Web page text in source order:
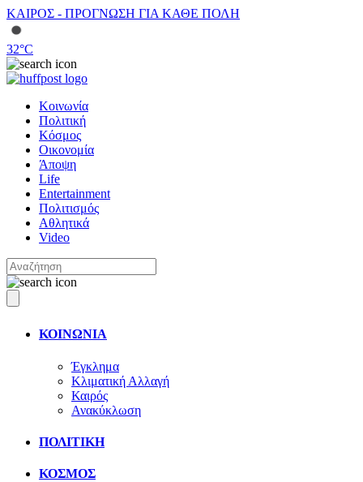
ΚΑΙΡΟΣ - ΠΡΟΓΝΩΣΗ ΓΙΑ ΚΑΘΕ ΠΟΛΗ
32°C
Κοινωνία
Πολιτική
Κόσμος
Οικονομία
Άποψη
Life
Entertainment
Πολιτισμός
Αθλητικά
Video
ΚΟΙΝΩΝΙΑ
Έγκλημα
Κλιματική Αλλαγή
Καιρός
Ανακύκλωση
ΠΟΛΙΤΙΚΗ
ΚΟΣΜΟΣ